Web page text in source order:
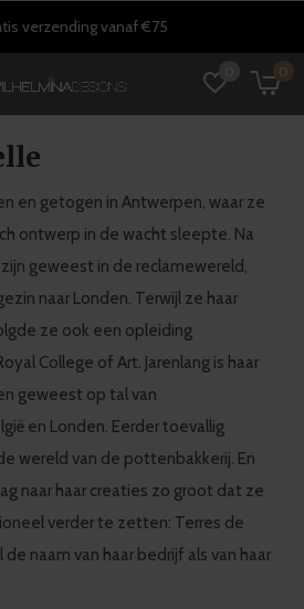
0
verzending vanaf €75
en getogen in Antwerpen, waar ze
ontwerp in de wacht sleepte. Na
geweest in de reclamewereld,
naar Londen. Terwijl ze haar
ze ook een opleiding
College of Art. Jarenlang is haar
geweest op tal van
en Londen. Eerder toevallig
wereld van de pottenbakkerij. En
naar haar creaties zo groot dat ze
verder te zetten: Terres de
naam van haar bedrijf als van haar